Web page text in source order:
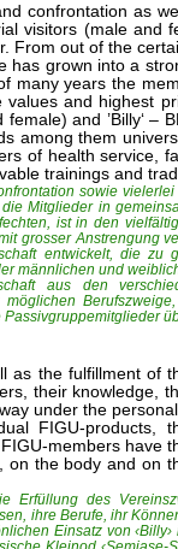
confrontation as
visitors (male and
From out of the
has grown into a
many years the
and highest
and ’Billy‘
among them
of health service,
trainings and
sowie
Mitglieder in
ist in den
grosser Anstrengung
entwickelt, die zu
männlichen und
aus den
as the fulfillment of
their knowledge,
under the
FIGU-products,
members have
the body and on
Erfüllung des
ihre Berufe, ihr
Einsatz von